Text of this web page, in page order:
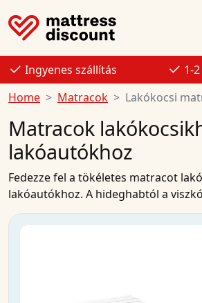
Ingyenes szállítás
1-
Home
Matracok Lakókocsi
Matracok
lakóautókhoz
Fedezze fel a tökéletes matracot
lakóautókhoz. A hideghabtól a